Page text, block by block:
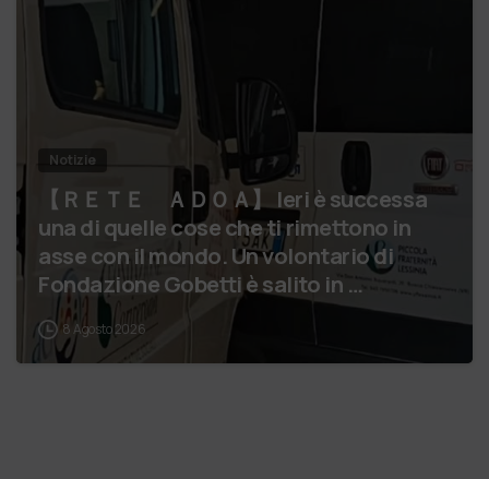
Notizie
【 ＲＥＴＥ ＡＤＯＡ】 Ieri è successa
una di quelle cose che ti rimettono in
asse con il mondo. Un volontario di
Fondazione Gobetti è salito in …
8 Agosto 2026